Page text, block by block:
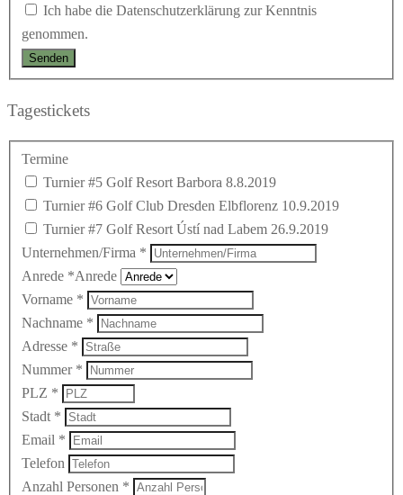
Ich habe die Datenschutzerklärung zur Kenntnis
genommen.
Tagestickets
Termine
Turnier #5 Golf Resort Barbora 8.8.2019
Turnier #6 Golf Club Dresden Elbflorenz 10.9.2019
Turnier #7 Golf Resort Ústí nad Labem 26.9.2019
Unternehmen/Firma *
Anrede *Anrede
Vorname *
Nachname *
Adresse *
Nummer *
PLZ *
Stadt *
Email *
Telefon
Anzahl Personen *